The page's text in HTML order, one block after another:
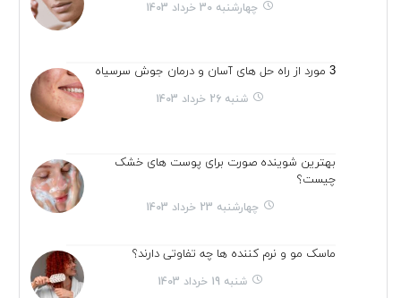
چهارشنبه 30 خرداد 1403
3 مورد از راه حل های آسان و درمان جوش سرسیاه
شنبه 26 خرداد 1403
بهترین شوینده صورت برای پوست های خشک
چیست؟
چهارشنبه 23 خرداد 1403
ماسک مو و نرم کننده ها چه تفاوتی دارند؟
شنبه 19 خرداد 1403